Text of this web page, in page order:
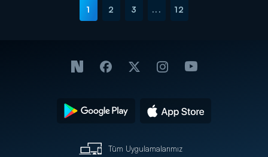
1 2 3 ... 12
Tüm Uygulamalarımız